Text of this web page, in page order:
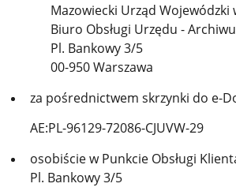
Mazowiecki Urząd Wojewódzki
Biuro Obsługi Urzędu -
Pl. Bankowy 3/5
00-950 Warszawa
za pośrednictwem skrzynki do e-
AE:PL-96129-72086-CJUVW-29
osobiście w Punkcie Obsługi
Pl. Bankowy 3/5